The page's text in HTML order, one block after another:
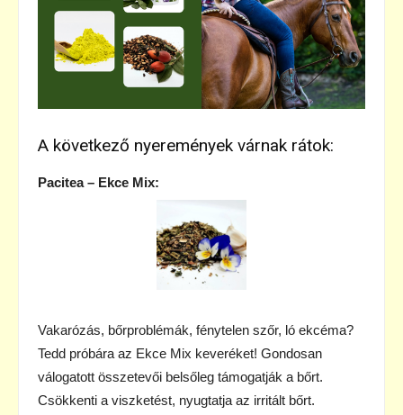
A következő nyeremények várnak rátok:
Pacitea – Ekce Mix:
Vakarózás, bőrproblémák, fénytelen szőr, ló ekcéma?
Tedd próbára az Ekce Mix keveréket! Gondosan
válogatott összetevői belsőleg támogatják a bőrt.
Csökkenti a viszketést, nyugtatja az irritált bőrt.